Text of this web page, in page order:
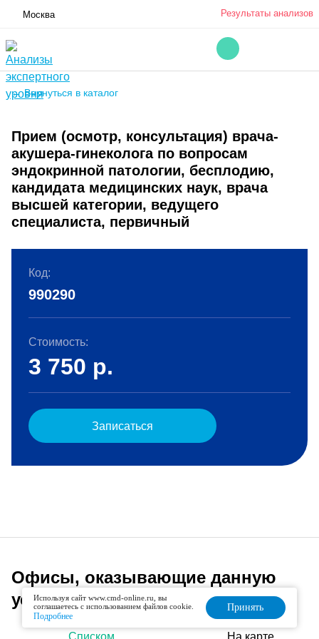
Москва Результаты анализов
← Вернуться в каталог
Прием (осмотр, консультация) врача-
акушера-гинеколога по вопросам
эндокринной патологии, бесплодию,
кандидата медицинских наук, врача
высшей категории, ведущего
специалиста, первичный
Код:
990290
Стоимость:
3 750 р.
Записаться
Офисы, оказывающие данную
услугу
Списком На карте
Используя сайт www.cmd-online.ru, вы
соглашаетесь с использованием файлов cookie.
Подробнее
Принять